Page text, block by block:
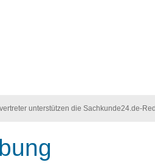
unterstützen die Sachkunde24.de-